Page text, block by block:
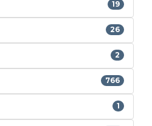
19
26
2
766
1